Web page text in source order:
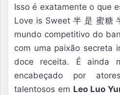
Isso é exatamente o que
Love is Sweet 半 是 蜜糖
mundo competitivo do
com uma paixão secreta
doce receita. É ainda
encabeçado por
talentosos em Leo Luo